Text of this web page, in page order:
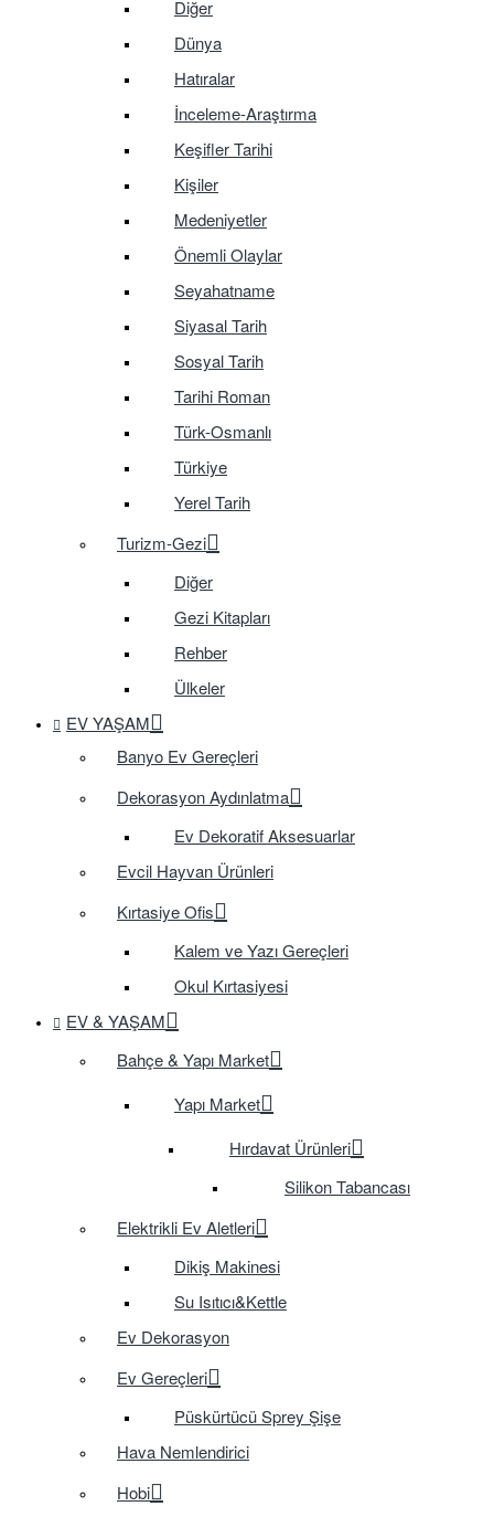
Diğer
Dünya
Hatıralar
İnceleme-Araştırma
Keşifler Tarihi
Kişiler
Medeniyetler
Önemli Olaylar
Seyahatname
Siyasal Tarih
Sosyal Tarih
Tarihi Roman
Türk-Osmanlı
Türkiye
Yerel Tarih
Turizm-Gezi
Diğer
Gezi Kitapları
Rehber
Ülkeler
EV YAŞAM
Banyo Ev Gereçleri
Dekorasyon Aydınlatma
Ev Dekoratif Aksesuarlar
Evcil Hayvan Ürünleri
Kırtasiye Ofis
Kalem ve Yazı Gereçleri
Okul Kırtasiyesi
EV & YAŞAM
Bahçe & Yapı Market
Yapı Market
Hırdavat Ürünleri
Silikon Tabancası
Elektrikli Ev Aletleri
Dikiş Makinesi
Su Isıtıcı&Kettle
Ev Dekorasyon
Ev Gereçleri
Püskürtücü Sprey Şişe
Hava Nemlendirici
Hobi